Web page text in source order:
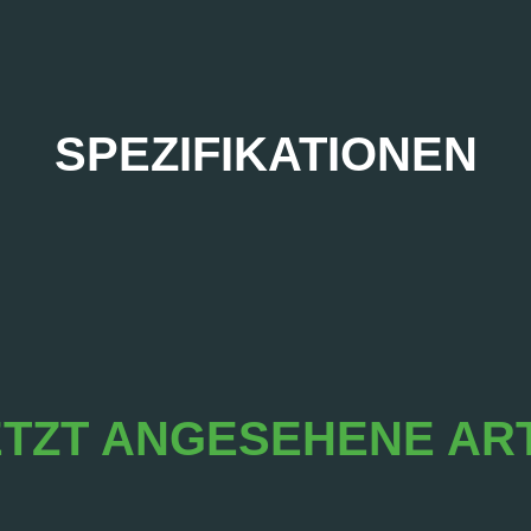
SPEZIFIKATIONEN
ANGESEHENE